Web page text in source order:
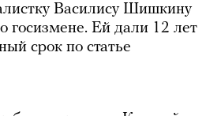
Василису Шишкину
госизмене. Ей дали 12 лет
срок по статье